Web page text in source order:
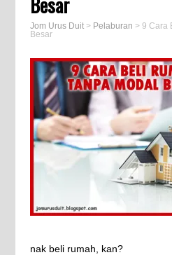
Jom Urus Duit> Pelaburan > 9 Cara
Besar
nak beli rumah, kan?